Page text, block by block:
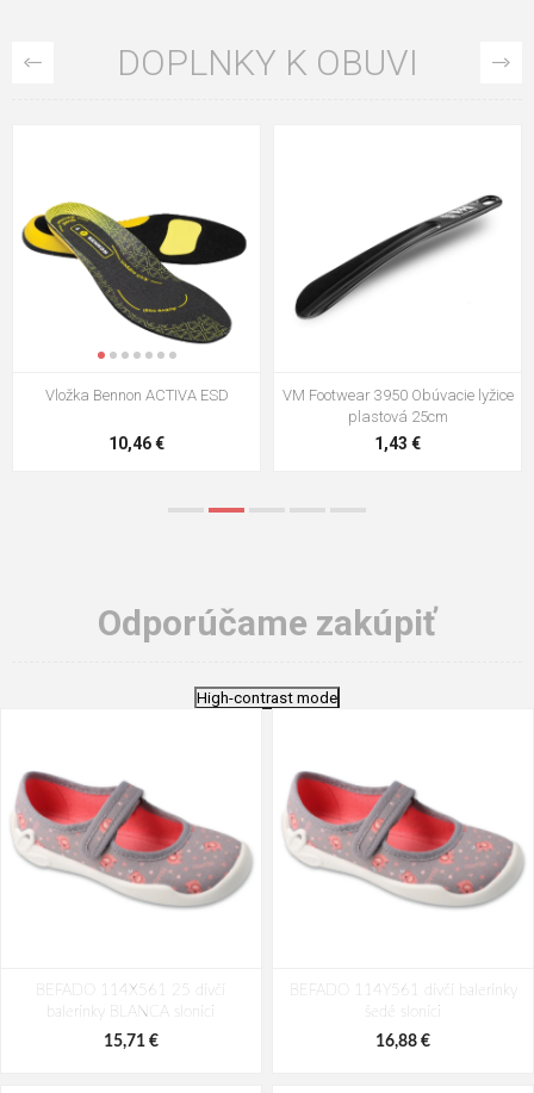
DOPLNKY K OBUVI
VM Footwear 3009 Vkladacia
5,21 €
VM Footwear 3102 Šnúrky ploché
0,79 €
Odporúčame zakúpiť
High-contrast mode
BEFADO 114X561 25 dívčí
balerínky BLANCA sloníci
15,71 €
BEFADO 114Y561 dívčí balerínky
šedé sloníci
16,88 €